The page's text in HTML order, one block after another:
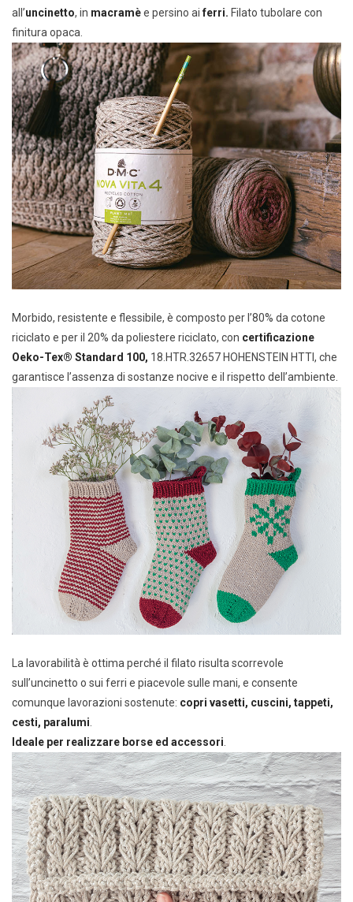
all’uncinetto, in macramèe persino aiferri. Filato tubolare con
finitura opaca.
Morbido, resistente e flessibile, è composto per l’80% da cotone
riciclato e per il 20% da poliestere riciclato, con certificazione
Oeko-Tex® Standard 100, 18.HTR.32657 HOHENSTEIN HTTI, che
garantisce l’assenza di sostanze nocive e il rispetto dell’ambiente.
La lavorabilità è ottima perché il filato risulta scorrevole
sull’uncinetto o sui ferri e piacevole sulle mani, e consente
comunque lavorazioni sostenute: copri vasetti, cuscini, tappeti,
cesti, paralumi
Ideale per realizzare borse ed accessori